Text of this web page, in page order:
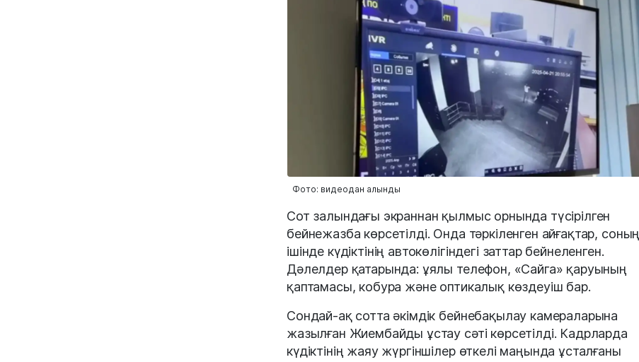
Фото: видеодан алынды
Сот залындағы экраннан қылмыс орнында түсірілген
бейнежазба көрсетілді. Онда тәркіленген айғақтар, соның
ішінде күдіктінің автокөлігіндегі заттар бейнеленген.
Дәлелдер қатарында: ұялы телефон, «Сайга» қаруының
қаптамасы, кобура және оптикалық көздеуіш бар.
Сондай-ақ сотта әкімдік бейнебақылау камераларына
жазылған Жиембайды ұстау сәті көрсетілді. Кадрларда
күдіктінің жаяу жүргіншілер өткелі маңында ұсталғаны